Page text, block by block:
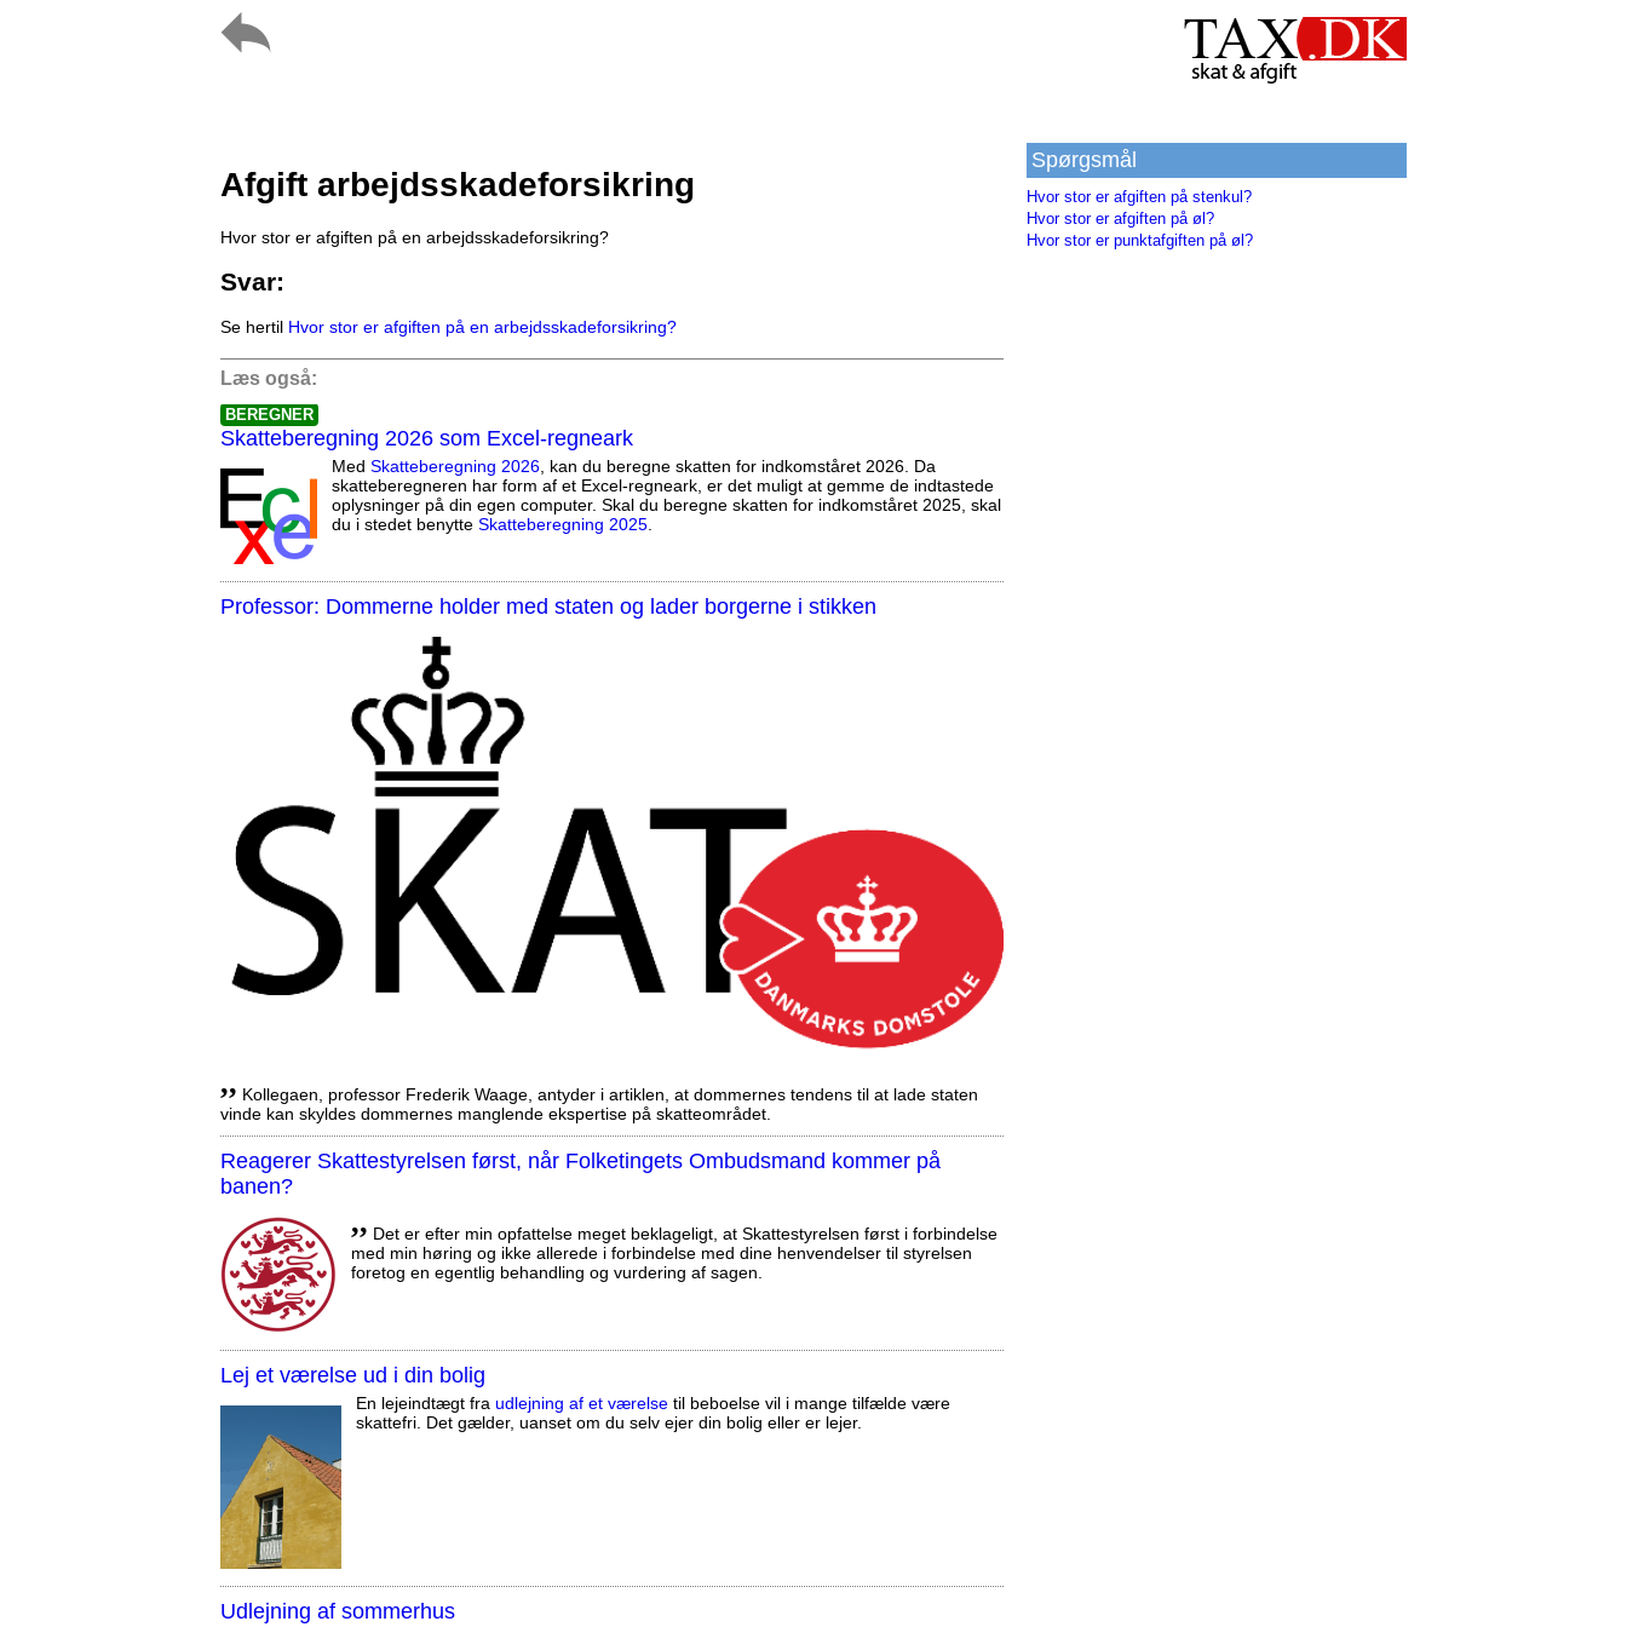
Afgift arbejdsskadeforsikring
Hvor stor er afgiften på en arbejdsskadeforsikring?
Svar:
Se hertil Hvor stor er afgiften på en arbejdsskadeforsikring?
Læs også:
BEREGNER
Skatteberegning 2026 som Excel-regneark
Med Skatteberegning 2026, kan du beregne skatten for indkomståret 2026. Da
skatteberegneren har form af et Excel-regneark, er det muligt at gemme de indtastede
oplysninger på din egen computer. Skal du beregne skatten for indkomståret 2025, skal
du i stedet benytte Skatteberegning 2025.
Professor: Dommerne holder med staten og lader borgerne i stikken
,, Kollegaen, professor Frederik Waage, antyder i artiklen, at dommernes tendens til at lade staten
vinde kan skyldes dommernes manglende ekspertise på skatteområdet.
Reagerer Skattestyrelsen først, når Folketingets Ombudsmand kommer på
banen?
,, Det er efter min opfattelse meget beklageligt, at Skattestyrelsen først i forbindelse
med min høring og ikke allerede i forbindelse med dine henvendelser til styrelsen
foretog en egentlig behandling og vurdering af sagen.
Lej et værelse ud i din bolig
En lejeindtægt fra udlejning af et værelse til beboelse vil i mange tilfælde være
skattefri. Det gælder, uanset om du selv ejer din bolig eller er lejer.
Udlejning af sommerhus
Spørgsmål
Hvor stor er afgiften på stenkul?
Hvor stor er afgiften på øl?
Hvor stor er punktafgiften på øl?